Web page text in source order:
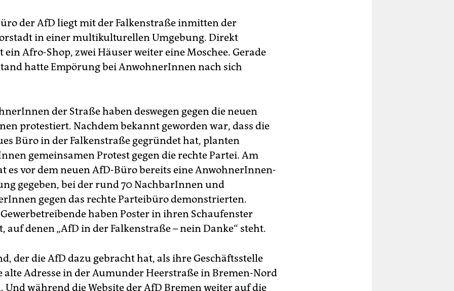
der AfD liegt mit der Falkenstraße inmitten der
in einer multikulturellen Umgebung. Direkt
ein Afro-Shop, zwei Häuser weiter eine Moschee. Gerade
hatte Empörung bei AnwohnerInnen nach sich
der Straße haben deswegen gegen die neuen
protestiert. Nachdem bekannt geworden war, dass die
Büro in der Falkenstraße gegründet hat, planten
gemeinsamen Protest gegen die rechte Partei. Am
es vor dem neuen AfD-Büro bereits eine AnwohnerInnen-
gegeben, bei der rund 70 NachbarInnen und
gegen das rechte Parteibüro demonstrierten.
haben Poster in ihren Schaufenster
auf denen „AfD in der Falkenstraße – nein Danke“ steht.
der die AfD dazu gebracht hat, als ihre Geschäftsstelle
alte Adresse in der Aumunder Heerstraße in Bremen-Nord
Und während die Website der AfD Bremen weiter auf die